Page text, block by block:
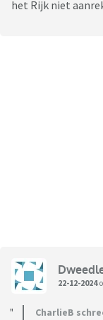
het Rijk niet
22-12-2024
CharlieB